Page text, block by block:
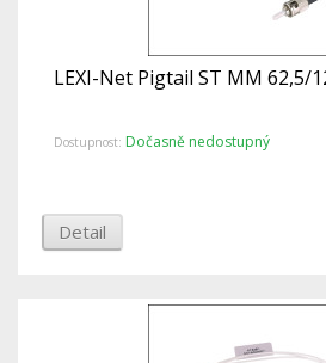
LEXI-Net Pigtail ST MM 62,5/
Dostupnost: Dočasně nedostupný
Detail